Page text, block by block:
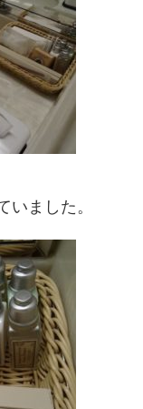
ました。